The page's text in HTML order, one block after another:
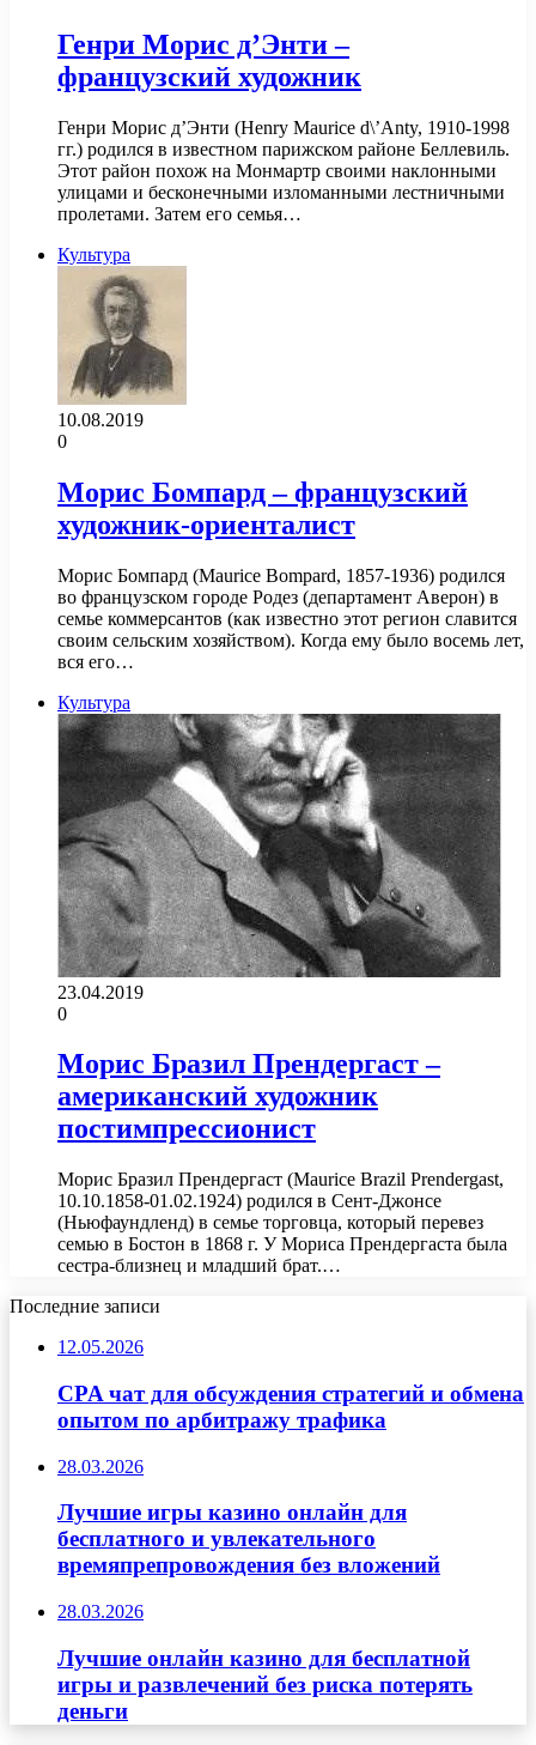
Генри Морис д’Энти –
французский художник
Генри Морис д’Энти (Henry Maurice d\’Anty, 1910-1998
гг.) родился в известном парижском районе Беллевиль.
Этот район похож на Монмартр своими наклонными
улицами и бесконечными изломанными лестничными
пролетами. Затем его семья…
Культура
10.08.2019
0
Морис Бомпард – французский
художник-ориенталист
Морис Бомпард (Maurice Bompard, 1857-1936) родился
во французском городе Родез (департамент Аверон) в
семье коммерсантов (как известно этот регион славится
своим сельским хозяйством). Когда ему было восемь лет,
вся его…
Культура
23.04.2019
0
Морис Бразил Прендергаст –
американский художник
постимпрессионист
Морис Бразил Прендергаст (Maurice Brazil Prendergast,
10.10.1858-01.02.1924) родился в Сент-Джонсе
(Ньюфаундленд) в семье торговца, который перевез
семью в Бостон в 1868 г. У Мориса Прендергаста была
сестра-близнец и младший брат.…
Последние записи
12.05.2026
CPA чат для обсуждения стратегий и обмена
опытом по арбитражу трафика
28.03.2026
Лучшие игры казино онлайн для
бесплатного и увлекательного
времяпрепровождения без вложений
28.03.2026
Лучшие онлайн казино для бесплатной
игры и развлечений без риска потерять
деньги